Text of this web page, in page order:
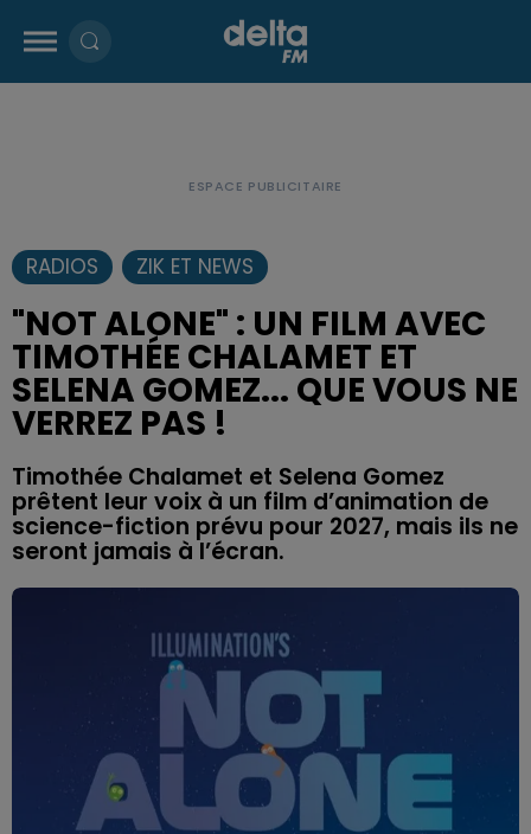
RADIOS ZIK ET NEWS
"NOT ALONE" : UN FILM AVEC
TIMOTHÉE CHALAMET ET
SELENA GOMEZ... QUE VOUS NE
VERREZ PAS !
Timothée Chalamet et Selena Gomez
prêtent leur voix à un film d’animation de
science-fiction prévu pour 2027, mais ils ne
seront jamais à l’écran.